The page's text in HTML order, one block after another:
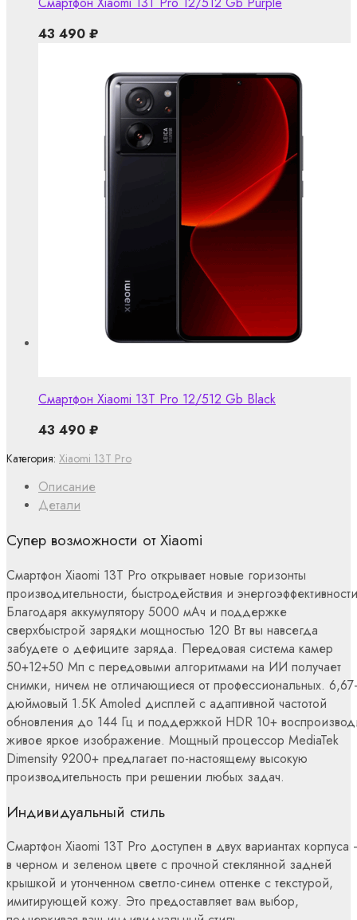
Описание
Детали
Супер возможности от Xiaomi
Смартфон Xiaomi 13T Pro открывает новые горизонты
производительности, быстродействия и
Благодаря аккумулятору 5000 мАч и поддержке
сверхбыстрой зарядки мощностью 120 Вт вы навсегда
забудете о дефиците заряда. Передовая система камер
50+12+50 Мп с передовыми алгоритмами на ИИ получает
снимки, ничем не отличающиеся от профессиональных. 6,67-
дюймовый 1.5К Amoled дисплей с адаптивной частотой
обновления до 144 Гц и поддержкой HDR 10+
живое яркое изображение. Мощный процессор MediaTek
Dimensity 9200+ предлагает по-настоящему высокую
производительность при решении любых задач.
Индивидуальный стиль
Смартфон Xiaomi 13T Pro доступен в двух вариантах корпуса
в черном и зеленом цвете с прочной стеклянной задней
крышкой и утонченном светло-синем оттенке с текстурой,
имитирующей кожу. Это предоставляет вам выбор,
Категория: Xiaomi 13T Pro
43 490 ₽
Смартфон Xiaomi 13T Pro 12/512 Gb Black
43 490 ₽